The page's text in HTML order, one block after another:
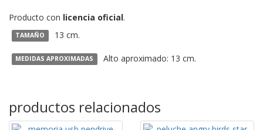
Producto con licencia oficial.
TAMAÑO 13 cm.
MEDIDAS APROXIMADAS Alto aproximado: 13 cm.
productos relacionados